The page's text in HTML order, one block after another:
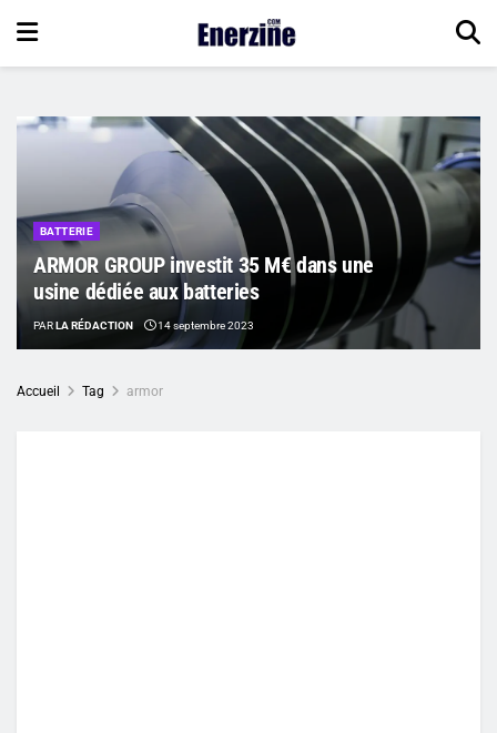
BATTERIE
ARMOR GROUP investit 35 M€ dans une
usine dédiée aux batteries
PARLA RÉDACTION 14 septembre 2023
Accueil Tag armor